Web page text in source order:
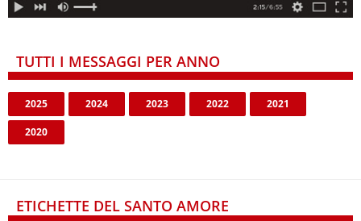
TUTTI I MESSAGGI PER ANNO
2025 2024 2023 2022 2021
2020
ETICHETTE DEL SANTO AMORE